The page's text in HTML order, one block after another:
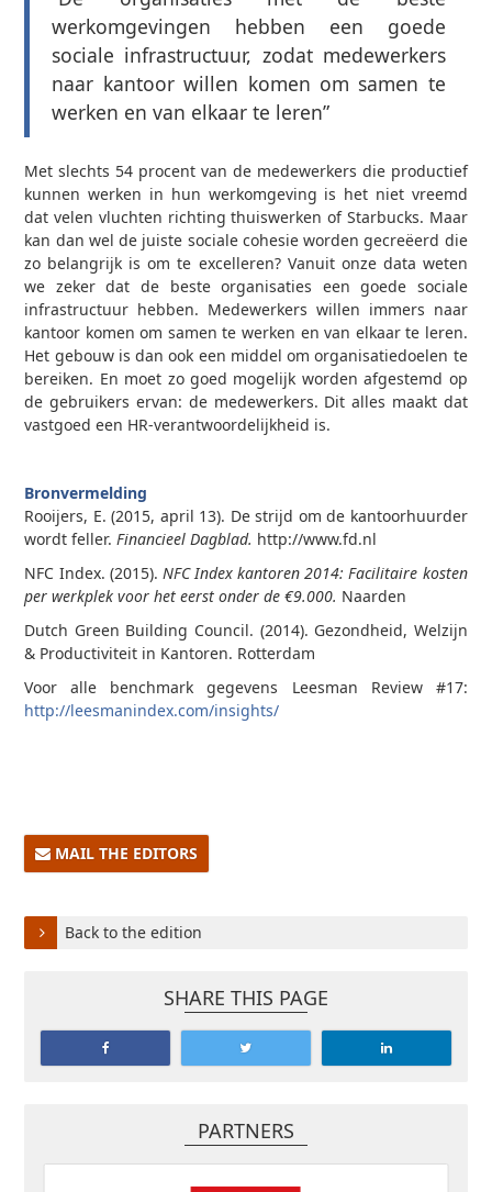
werkomgevingen hebben een goede
sociale infrastructuur, zodat medewerkers
naar kantoor willen komen om samen te
werken en van elkaar te leren”
Met slechts 54 procent van de medewerkers die productief
kunnen werken in hun werkomgeving is het niet vreemd
dat velen vluchten richting thuiswerken of Starbucks. Maar
kan dan wel de juiste sociale cohesie worden gecreëerd die
zo belangrijk is om te excelleren? Vanuit onze data weten
we zeker dat de beste organisaties een goede sociale
infrastructuur hebben. Medewerkers willen immers naar
kantoor komen om samen te werken en van elkaar te leren.
Het gebouw is dan ook een middel om organisatiedoelen te
bereiken. En moet zo goed mogelijk worden afgestemd op
de gebruikers ervan: de medewerkers. Dit alles maakt dat
vastgoed een HR-verantwoordelijkheid is.
Bronvermelding
Rooijers, E. (2015, april 13). De strijd om de kantoorhuurder
wordt feller. Financieel Dagblad. http://www.fd.nl
NFC Index. (2015). NFC Index kantoren 2014: Facilitaire kosten
per werkplek voor het eerst onder de €9.000. Naarden
Dutch Green Building Council. (2014). Gezondheid, Welzijn
& Productiviteit in Kantoren. Rotterdam
Voor alle benchmark gegevens Leesman Review #17:
http://leesmanindex.com/insights/
MAIL THE EDITORS
Back to the edition
SHARE THIS PAGE
PARTNERS